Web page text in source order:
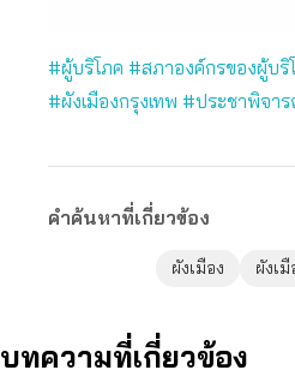
#ผู้บริโภค #สภาองค์กรของผู้บริ
#ผังเมืองกรุงเทพ #ประชาพิจา
คำค้นหาที่เกี่ยวข้อง
ผังเมือง ผังเ
บทความที่เกี่ยวข้อง